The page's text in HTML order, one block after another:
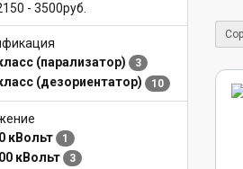
- 3500руб.
(парализатор)
3
(дезориентатор) 10
кВольт
1
кВольт 3